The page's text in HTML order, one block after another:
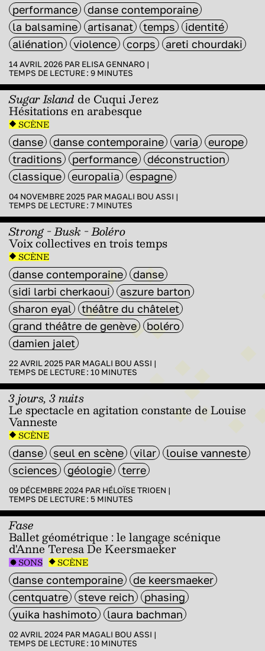
performance
danse contemporaine
la balsamine
artisanat temps
identité
aliénation
violence corps areti chourdaki
14 AVRIL 2026 PAR ELISA GENNARO |
TEMPS DE LECTURE : 9 MINUTES
Sugar Island de Cuqui Jerez
Hésitations en arabesque
SCÈNE
danse danse contemporaine varia
europe
traditions
performance
déconstruction
classique
europalia espagne
04 NOVEMBRE 2025 PAR MAGALI BOU ASSI |
TEMPS DE LECTURE : 7 MINUTES
Strong - Busk - Boléro
Voix collectives en trois temps
SCÈNE
danse contemporaine
danse
sidi larbi cherkaoui
aszure barton
sharon eyal
théâtre du châtelet
grand théâtre de genève
boléro
damien jalet
22 AVRIL 2025 PAR MAGALI BOU ASSI |
TEMPS DE LECTURE : 10 MINUTES
3 jours, 3 nuits
Le spectacle en agitation constante de Louise
Vanneste
SCÈNE
danse seul en scène vilar
louise vanneste
sciences
géologie terre
09 DÉCEMBRE 2024 PAR HÉLOÏSE TRIOEN |
TEMPS DE LECTURE : 5 MINUTES
Fase
Ballet géométrique : le langage scénique
d'Anne Teresa De Keersmaeker
SONS SCÈNE
danse contemporaine
de keersmaeker
centquatre
steve reich
phasing
yuika hashimoto
laura bachman
02 AVRIL 2024 PAR MAGALI BOU ASSI |
TEMPS DE LECTURE : 10 MINUTES